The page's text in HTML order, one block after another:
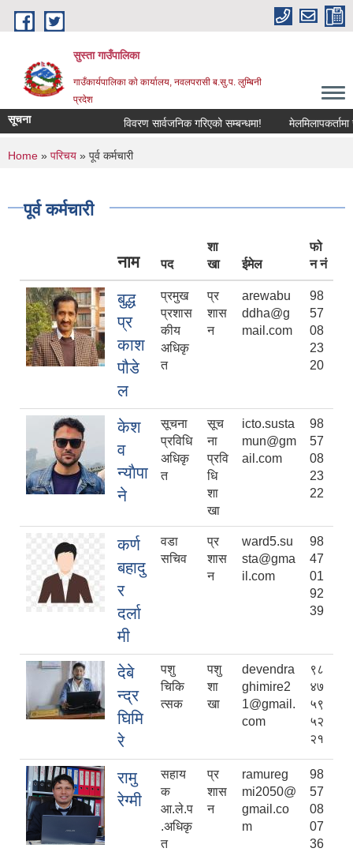
Skip to main content
सुस्ता गाउँपालिका
गाउँकार्यपालिका काे कार्यालय, नवलपरासी ब.सु.प. लुम्बिनी
प्रदेश
सूचना विवरण सार्वजनिक गरिएको सम्बन्धमा! मेलमिलापकर्तामा
You are here
Home » परिचय » पूर्व कर्मचारी
पूर्व कर्मचारी
नाम पद
शा
खा
ईमेल
फो
न नं
बुद्ध
प्र
काश
पौडे
ल
प्रमुख
प्रशास
कीय
अधिकृ
त
प्र
शास
न
arewabu
ddha@g
mail.com
98
57
08
23
20
केश
व
न्याैपा
ने
सूचना
प्रविधि
अधिकृ
त
सूच
ना
प्रवि
धि
शा
खा
icto.susta
mun@gm
ail.com
98
57
08
23
22
कर्ण
बहादु
र
दर्ला
मी
वडा
सचिव
प्र
शास
न
ward5.su
sta@gma
il.com
98
47
01
92
39
देबे
न्द्र
घिमि
रे
पशु
चिकि
त्सक
पशु
शा
खा
devendra
ghimire2
1@gmail.
com
९८
४७
५९
५२
२१
रामु
रेग्मी
सहाय
क
आ.ले.प
.अधिकृ
त
प्र
शास
न
ramureg
mi2050@
gmail.co
m
98
57
08
07
36